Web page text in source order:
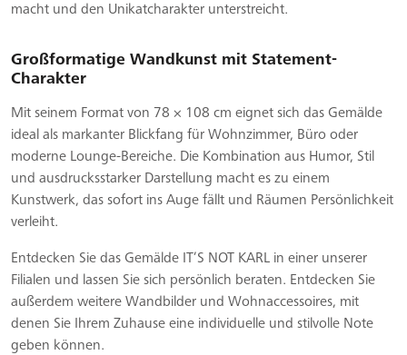
macht und den Unikatcharakter unterstreicht.
Großformatige Wandkunst mit Statement-
Charakter
Mit seinem Format von 78 × 108 cm eignet sich das Gemälde
ideal als markanter Blickfang für Wohnzimmer, Büro oder
moderne Lounge-Bereiche. Die Kombination aus Humor, Stil
und ausdrucksstarker Darstellung macht es zu einem
Kunstwerk, das sofort ins Auge fällt und Räumen Persönlichkeit
verleiht.
Entdecken Sie das Gemälde IT’S NOT KARL in einer unserer
Filialen und lassen Sie sich persönlich beraten. Entdecken Sie
außerdem weitere Wandbilder und Wohnaccessoires, mit
denen Sie Ihrem Zuhause eine individuelle und stilvolle Note
geben können.